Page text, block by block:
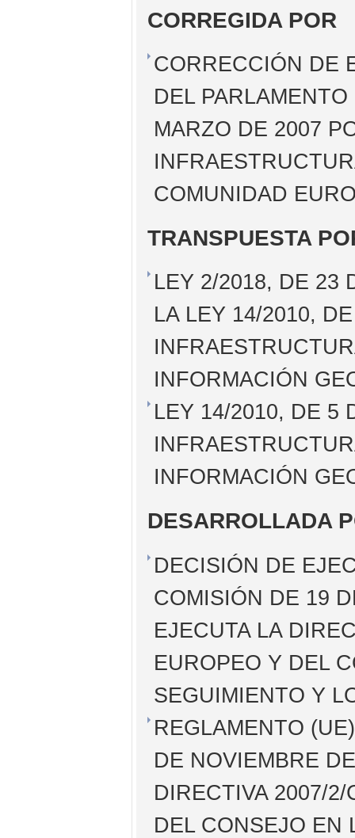
CORREGIDA POR
CORRECCIÓN DE
DEL
MARZO DE 2007
COMUNIDAD
TRANSPUESTA
LEY 2/2018, DE 23
LA LEY 14/2010,
INFORMACIÓN
LEY 14/2010, DE 5
INFORMACIÓN
DESARROLLADA
DECISIÓN DE
COMISIÓN DE 19
EJECUTA LA
EUROPEO Y DEL
SEGUIMIENTO Y
REGLAMENTO
DE NOVIEMBRE
DIRECTIVA 2007/
DEL CONSEJO EN